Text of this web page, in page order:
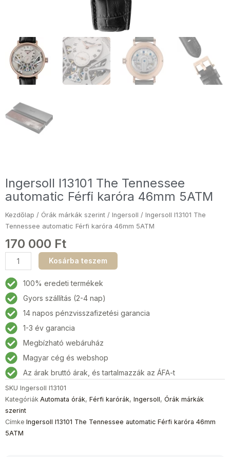
Ingersoll I13101 The Tennessee
automatic Férfi karóra 46mm 5ATM
Kezdőlap / Órák márkák szerint / Ingersoll / Ingersoll I13101 The
Tennessee automatic Férfi karóra 46mm 5ATM
170 000 Ft
Ingersoll
I13101
The
Tennessee
automatic
Férfi
karóra
46mm
5ATM
mennyiség
Kosárba teszem
100% eredeti termékek
Gyors szállítás (2-4 nap)
14 napos pénzvisszafizetési garancia
1-3 év garancia
Megbízható webáruház
Magyar cég és webshop
Az árak bruttó árak, és tartalmazzák az ÁFA-t
SKU Ingersoll I13101
Kategóriák Automata órák, Férfi karórák, Ingersoll, Órák márkák
szerint
Címke Ingersoll I13101 The Tennessee automatic Férfi karóra 46mm
5ATM